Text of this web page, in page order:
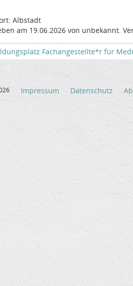
Albstadt
am 19.06.2026 von unbekannt.
Fachangestellte*r für
Impressum Datenschutz